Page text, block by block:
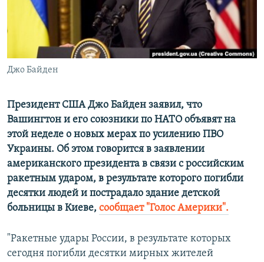
ПОБЕДИТЕЛЕЙ НЕ СУДЯТ?
КРЫМ.НЕПОКОРЕННЫЙ
ELIFBE
УКРАИНСКАЯ ПРОБЛЕМА КРЫМА
ПРИСОЕДИНЯЙТЕСЬ!
Джо Байден
Президент США Джо Байден заявил, что
Вашингтон и его союзники по НАТО объявят на
этой неделе о новых мерах по усилению ПВО
Украины. Об этом говорится в заявлении
американского президента в связи с российским
ракетным ударом, в результате которого погибли
десятки людей и пострадало здание детской
больницы в Киеве, сообщает "Голос Америки".
"Ракетные удары России, в результате которых
сегодня погибли десятки мирных жителей